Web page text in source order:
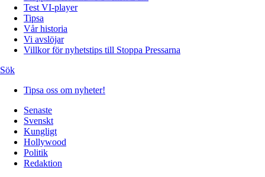
Test VI-player
Tipsa
Vår historia
Vi avslöjar
Villkor för nyhetstips till Stoppa Pressarna
Sök
Tipsa oss om nyheter!
Senaste
Svenskt
Kungligt
Hollywood
Politik
Redaktion